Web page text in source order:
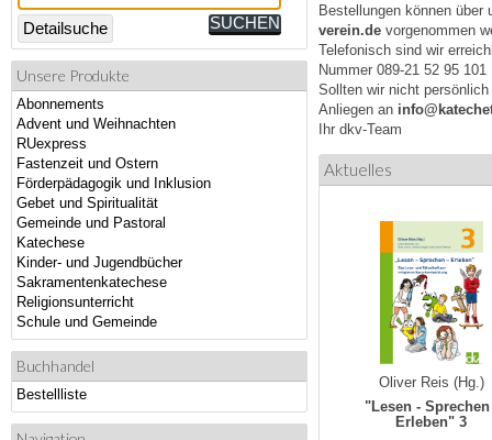
Detailsuche
Unsere Produkte
Abonnements
Advent und Weihnachten
RUexpress
Fastenzeit und Ostern
Förderpädagogik und Inklusion
Gebet und Spiritualität
Gemeinde und Pastoral
Katechese
Kinder- und Jugendbücher
Sakramentenkatechese
Religionsunterricht
Schule und Gemeinde
Buchhandel
Bestellliste
Bestellungen können
verein.de vorgenommen
Telefonisch sind wir
Nummer 089-21 52 95 101
Sollten wir nicht
Anliegen an
Ihr dkv-Team
Aktuelles
Oliver Reis (Hg.)
"Lesen - Sprechen
Erleben" 3